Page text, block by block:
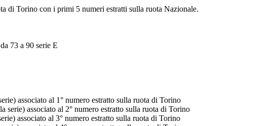
di Torino con i primi 5 numeri estratti sulla ruota Nazionale.
73 a 90 serie E
associato al 1° numero estratto sulla ruota di Torino
serie) associato al 2° numero estratto sulla ruota di Torino
associato al 3° numero estratto sulla ruota di Torino